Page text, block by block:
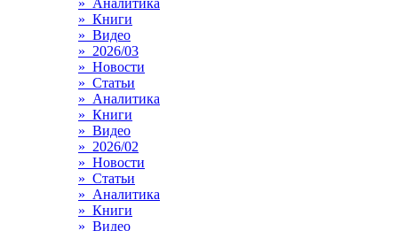
» Аналитика
» Книги
» Видео
» 2026/03
» Новости
» Статьи
» Аналитика
» Книги
» Видео
» 2026/02
» Новости
» Статьи
» Аналитика
» Книги
» Видео